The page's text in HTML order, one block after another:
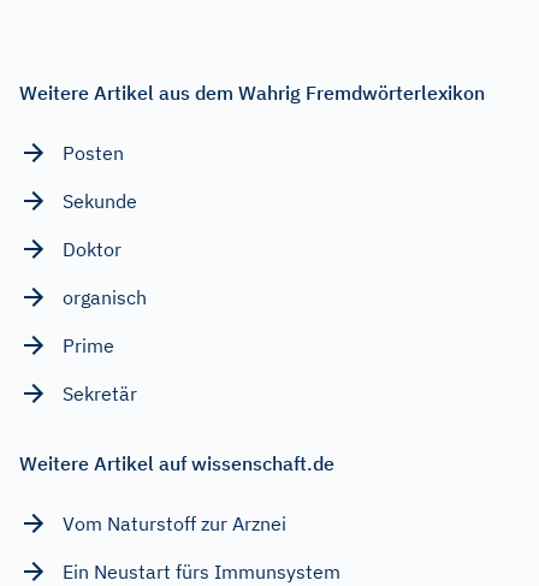
Weitere Artikel aus dem Wahrig Fremdwörterlexikon
Posten
Sekunde
Doktor
organisch
Prime
Sekretär
Weitere Artikel auf wissenschaft.de
Vom Naturstoff zur Arznei
Ein Neustart fürs Immunsystem